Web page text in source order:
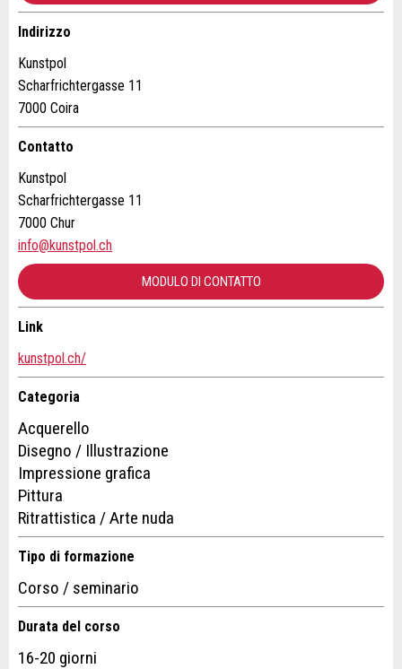
Nachricht
A garanzia di qualità una copia di questa e-mail è stata
inviata a guidle
SCRIVI UN MESSAGGIO
Chiudi
CAP / Città *:
E-mail *:
Telefono *:
Information: Zur Qualitätssicherung wird eine Kopie der
E-Mail an guidle gesendet.
REGISTRARSI
Indirizzo
Kunstpol
Scharfrichtergasse 11
7000 Coira
Contatto
Kunstpol
Scharfrichtergasse 11
7000 Chur
info@kunstpol.ch
MODULO DI CONTATTO
Contatto
Scrivere un messaggio per tutte le persone da contattare per
Adresse
Link
kunstpol.ch/
Categoria
Acquerello
Disegno / Illustrazione
Impressione grafica
Pittura
Ritrattistica / Arte nuda
Tipo di formazione
Corso / seminario
Durata del corso
16-20 giorni